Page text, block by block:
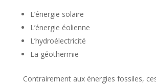
L’énergie solaire
L’énergie éolienne
L’hydroélectricité
La géothermie
Contrairement aux énergies fossiles,